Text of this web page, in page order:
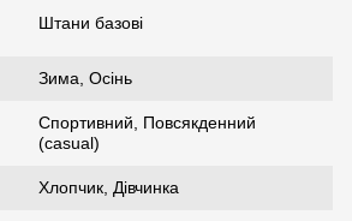
Штани базові
Зима, Осінь
Спортивний, Повсякденний
(casual)
Хлопчик, Дівчинка